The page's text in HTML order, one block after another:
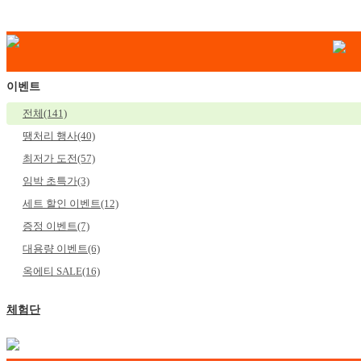
이벤트
전체(141)
땡처리 행사(40)
최저가 도전(57)
임박 초특가(3)
세트 할인 이벤트(12)
증정 이벤트(7)
대용량 이벤트(6)
옥에티 SALE(16)
체험단